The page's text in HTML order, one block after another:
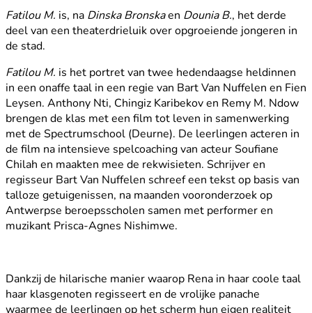
Fatilou M. is, na Dinska Bronskaen Dounia B., het derde
deel van een theaterdrieluik over opgroeiende jongeren in
de stad.
Fatilou M. is het portret van twee hedendaagse heldinnen
in een onaffe taal in een regie van Bart Van Nuffelen en Fien
Leysen. Anthony Nti, Chingiz Karibekov en Remy M. Ndow
brengen de klas met een film tot leven in samenwerking
met de Spectrumschool (Deurne). De leerlingen acteren in
de film na intensieve spelcoaching van acteur Soufiane
Chilah en maakten mee de rekwisieten. Schrijver en
regisseur Bart Van Nuffelen schreef een tekst op basis van
talloze getuigenissen, na maanden vooronderzoek op
Antwerpse beroepsscholen samen met performer en
muzikant Prisca-Agnes Nishimwe.
Dankzij de hilarische manier waarop Rena in haar coole taal
haar klasgenoten regisseert en de vrolijke panache
waarmee de leerlingen op het scherm hun eigen realiteit